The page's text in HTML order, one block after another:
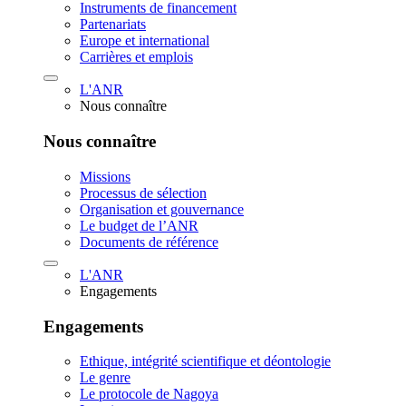
Instruments de financement
Partenariats
Europe et international
Carrières et emplois
L'ANR
Nous connaître
Nous connaître
Missions
Processus de sélection
Organisation et gouvernance
Le budget de l’ANR
Documents de référence
L'ANR
Engagements
Engagements
Ethique, intégrité scientifique et déontologie
Le genre
Le protocole de Nagoya